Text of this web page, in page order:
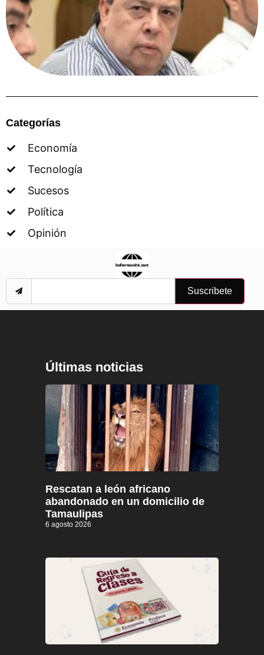
Categorías
Economía
Tecnología
Sucesos
Política
Opinión
Suscribete
Últimas noticias
Rescatan a león africano
abandonado en un domicilio de
Tamaulipas
6 agosto 2026